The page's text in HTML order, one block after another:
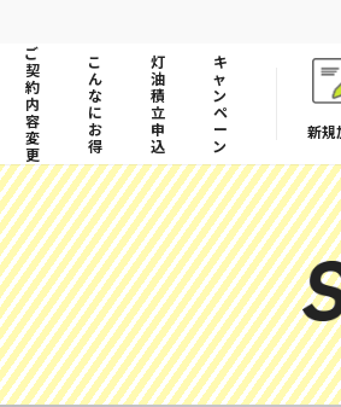
ご
契
約
内
容
変
更
こ
ん
な
に
お
得
灯
油
積
立
申
込
キ
ャ
ン
ペ
ー
ン
新規